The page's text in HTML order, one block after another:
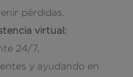
pérdidas.
virtual:
24/7,
y ayudando en